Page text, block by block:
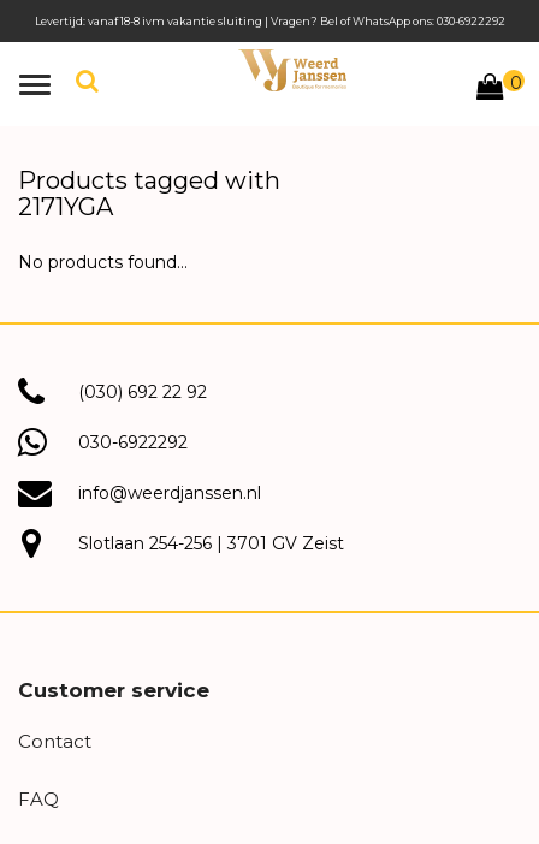
Toggle
0
Levertijd: vanaf 18-8 ivm vakantie sluiting | Vragen? Bel of WhatsApp ons: 030-6922292
Products tagged with
2171YGA
No products found...
(030) 692 22 92
030-6922292
info@weerdjanssen.nl
Slotlaan 254-256 | 3701 GV Zeist
Customer service
Contact
FAQ